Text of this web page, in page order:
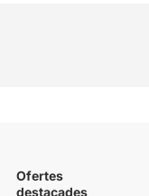
Ofertes
destacades